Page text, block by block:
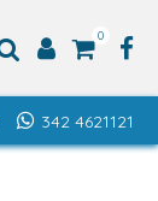
0
342 4621121